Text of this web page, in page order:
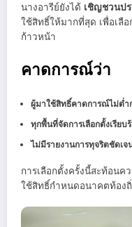
นางอารีย์ยังได้ เชิญชวนปร
ใช้สิทธิ์ให้มากที่สุด เพื่อเ
ก้าวหน้า
คาดการณ์ว่า
ผู้มาใช้สิทธิ์คาดการณ์ไม่ต่ำ
ทุกพื้นที่จัดการเลือกตั้งเรียบ
ไม่มีรายงานการทุจริตชัดเจ
การเลือกตั้งครั้งนี้สะท้อน
ใช้สิทธิ์กำหนดอนาคตท้อง